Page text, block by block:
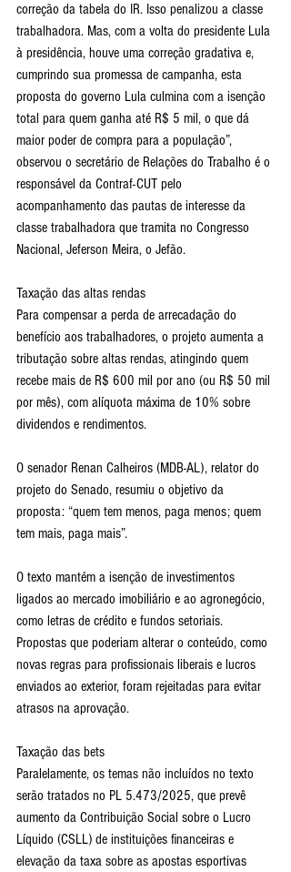
correção da tabela do IR. Isso penalizou a classe
trabalhadora. Mas, com a volta do presidente Lula
à presidência, houve uma correção gradativa e,
cumprindo sua promessa de campanha, esta
proposta do governo Lula culmina com a isenção
total para quem ganha até R$ 5 mil, o que dá
maior poder de compra para a população”,
observou o secretário de Relações do Trabalho é o
responsável da Contraf-CUT pelo
acompanhamento das pautas de interesse da
classe trabalhadora que tramita no Congresso
Nacional, Jeferson Meira, o Jefão.
Taxação das altas rendas
Para compensar a perda de arrecadação do
benefício aos trabalhadores, o projeto aumenta a
tributação sobre altas rendas, atingindo quem
recebe mais de R$ 600 mil por ano (ou R$ 50 mil
por mês), com alíquota máxima de 10% sobre
dividendos e rendimentos.
O senador Renan Calheiros (MDB-AL), relator do
projeto do Senado, resumiu o objetivo da
proposta: “quem tem menos, paga menos; quem
tem mais, paga mais”.
O texto mantém a isenção de investimentos
ligados ao mercado imobiliário e ao agronegócio,
como letras de crédito e fundos setoriais.
Propostas que poderiam alterar o conteúdo, como
novas regras para profissionais liberais e lucros
enviados ao exterior, foram rejeitadas para evitar
atrasos na aprovação.
Taxação das bets
Paralelamente, os temas não incluídos no texto
serão tratados no PL 5.473/2025, que prevê
aumento da Contribuição Social sobre o Lucro
Líquido (CSLL) de instituições financeiras e
elevação da taxa sobre as apostas esportivas